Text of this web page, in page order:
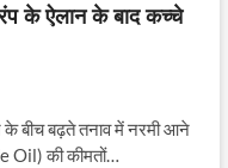
के ऐलान के बाद कच्चे
बीच बढ़ते तनाव में नरमी आने
Oil) की कीमतों…